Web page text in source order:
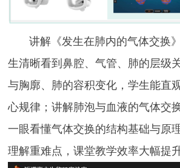
讲解《发生在肺内的气体交换》
生清晰看到鼻腔、气管、肺的层级
与胸廓、肺的容积变化，学生能直
心规律；讲解肺泡与血液的气体交
一眼看懂气体交换的结构基础与原
理解重难点，课堂教学效率大幅提升